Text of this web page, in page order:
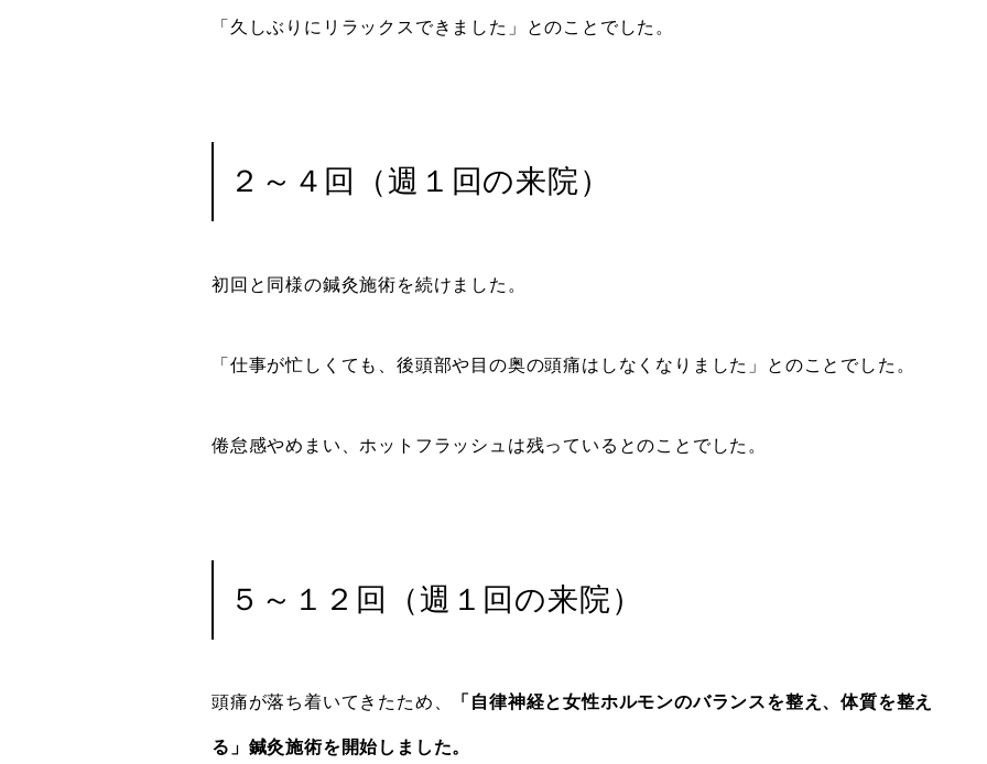
「久しぶりにリラックスできました」とのことでした。
２～４回（週１回の来院）
初回と同様の鍼灸施術を続けました。
「仕事が忙しくても、後頭部や目の奥の頭痛はしなくなりました」とのことでした。
倦怠感やめまい、ホットフラッシュは残っているとのことでした。
５～１２回（週１回の来院）
頭痛が落ち着いてきたため、 「自律神経と女性ホルモンのバランスを整え、体質を整え
る」鍼灸施術を開始しました。